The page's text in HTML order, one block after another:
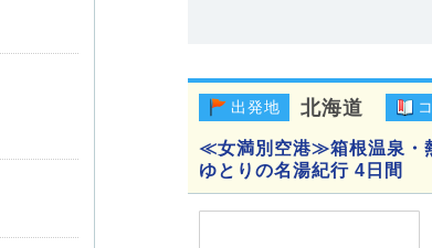
出発地 北海道
≪女満別空港≫箱根温泉・
ゆとりの名湯紀行 4日間